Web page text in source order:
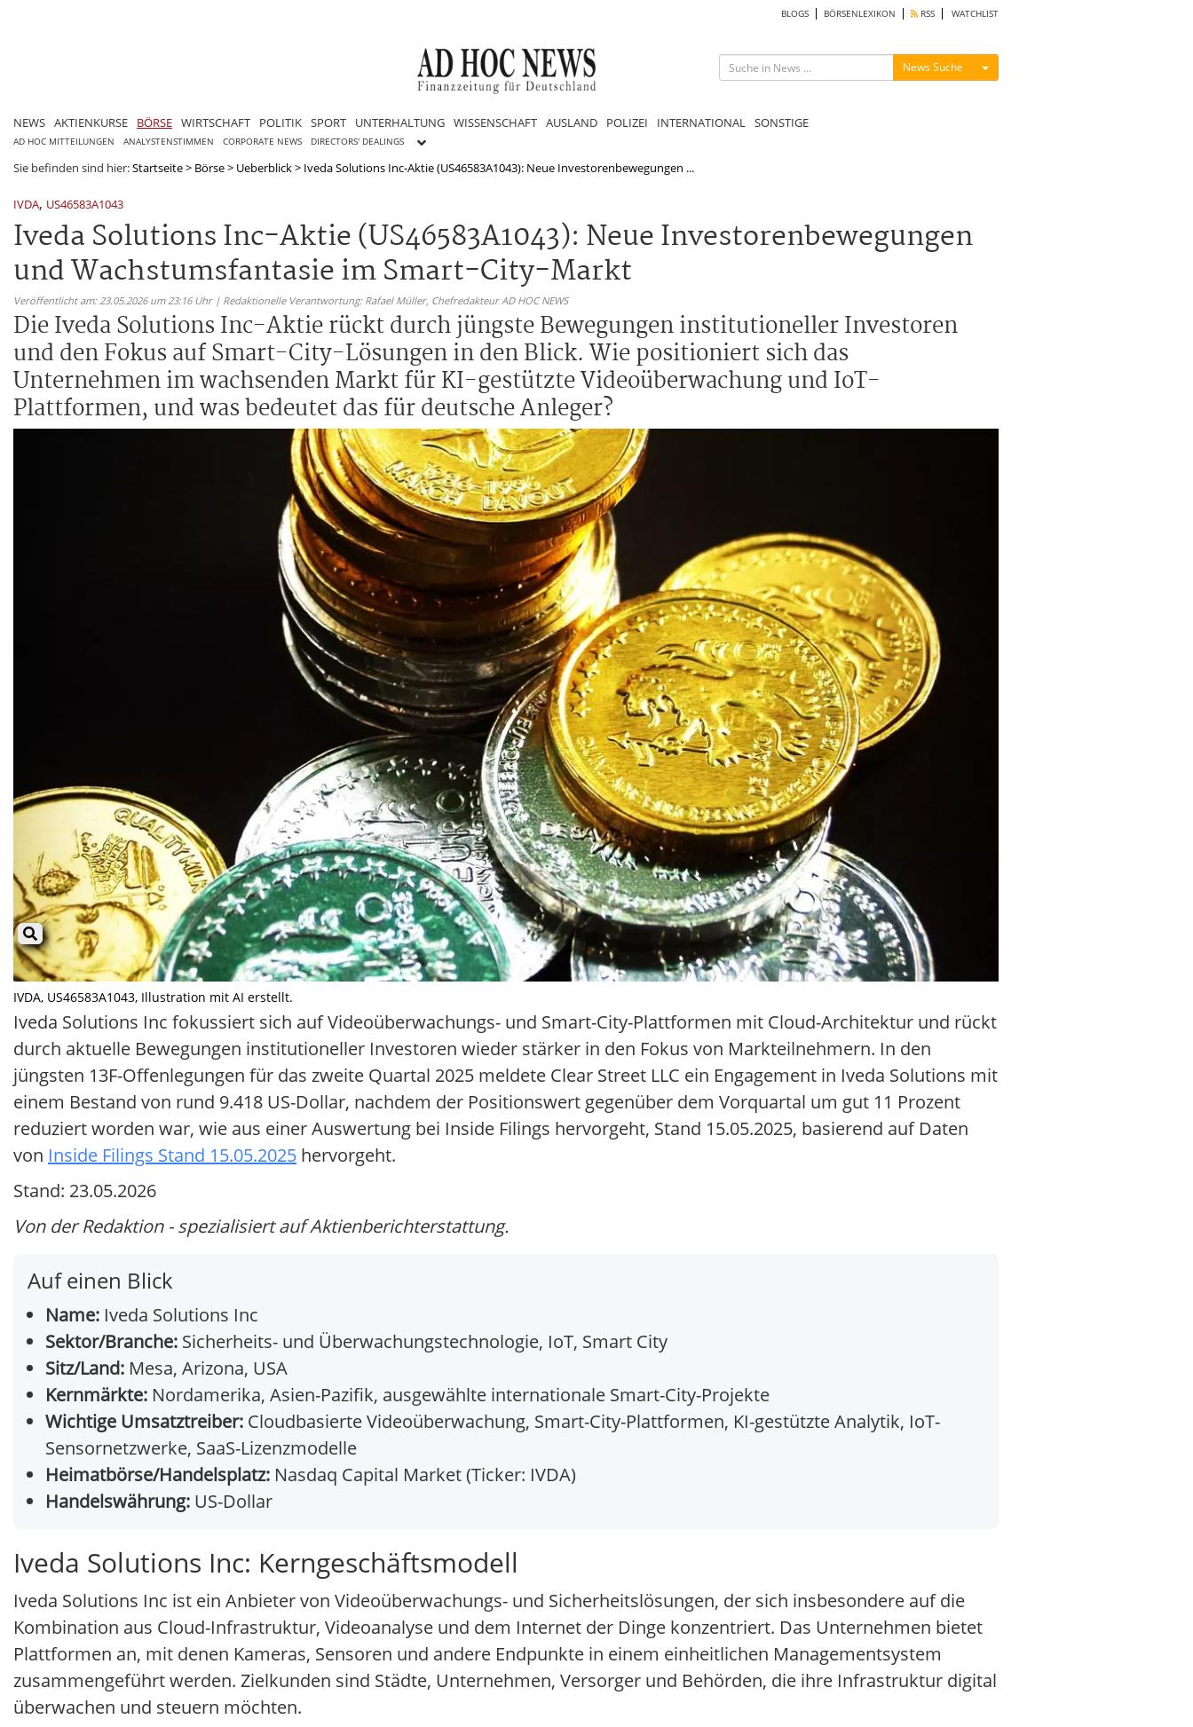
BLOGS BÖRSENLEXIKON RSS WATCHLIST
News Suche Menü ein-/ausblenden
NEWS AKTIENKURSE BÖRSE WIRTSCHAFT POLITIK SPORT UNTERHALTUNG WISSENSCHAFT AUSLAND POLIZEI INTERNATIONAL SONSTIGE
AD HOC MITTEILUNGEN ANALYSTENSTIMMEN CORPORATE NEWS DIRECTORS' DEALINGS
Sie befinden sind hier:Startseite> Börse> Ueberblick> Iveda Solutions Inc-Aktie (US46583A1043): Neue Investorenbewegungen ...
IVDA, US46583A1043
Iveda Solutions Inc-Aktie (US46583A1043): Neue Investorenbewegungen
und Wachstumsfantasie im Smart-City-Markt
Veröffentlicht am: 23.05.2026 um 23:16 Uhr | Redaktionelle Verantwortung: Rafael Müller, Chefredakteur AD HOC NEWS
Die Iveda Solutions Inc-Aktie rückt durch jüngste Bewegungen institutioneller Investoren
und den Fokus auf Smart-City-Lösungen in den Blick. Wie positioniert sich das
Unternehmen im wachsenden Markt für KI-gestützte Videoüberwachung und IoT-
Plattformen, und was bedeutet das für deutsche Anleger?
IVDA, US46583A1043, Illustration mit AI erstellt.
Iveda Solutions Inc fokussiert sich auf Videoüberwachungs- und Smart-City-Plattformen mit Cloud-Architektur und rückt
durch aktuelle Bewegungen institutioneller Investoren wieder stärker in den Fokus von Markteilnehmern. In den
jüngsten 13F-Offenlegungen für das zweite Quartal 2025 meldete Clear Street LLC ein Engagement in Iveda Solutions mit
einem Bestand von rund 9.418 US-Dollar, nachdem der Positionswert gegenüber dem Vorquartal um gut 11 Prozent
reduziert worden war, wie aus einer Auswertung bei Inside Filings hervorgeht, Stand 15.05.2025, basierend auf Daten
von Inside Filings Stand 15.05.2025 hervorgeht.
Stand: 23.05.2026
Von der Redaktion - spezialisiert auf Aktienberichterstattung.
Auf einen Blick
Name: Iveda Solutions Inc
Sektor/Branche: Sicherheits- und Überwachungstechnologie, IoT, Smart City
Sitz/Land: Mesa, Arizona, USA
Kernmärkte: Nordamerika, Asien-Pazifik, ausgewählte internationale Smart-City-Projekte
Wichtige Umsatztreiber: Cloudbasierte Videoüberwachung, Smart-City-Plattformen, KI-gestützte Analytik, IoT-
Sensornetzwerke, SaaS-Lizenzmodelle
Heimatbörse/Handelsplatz: Nasdaq Capital Market (Ticker: IVDA)
Handelswährung: US-Dollar
Iveda Solutions Inc: Kerngeschäftsmodell
Iveda Solutions Inc ist ein Anbieter von Videoüberwachungs- und Sicherheitslösungen, der sich insbesondere auf die
Kombination aus Cloud-Infrastruktur, Videoanalyse und dem Internet der Dinge konzentriert. Das Unternehmen bietet
Plattformen an, mit denen Kameras, Sensoren und andere Endpunkte in einem einheitlichen Managementsystem
zusammengeführt werden. Zielkunden sind Städte, Unternehmen, Versorger und Behörden, die ihre Infrastruktur digital
überwachen und steuern möchten.